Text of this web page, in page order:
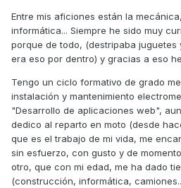
Entre mis aficiones están la
informática... Siempre he sido muy
porque de todo, (destripaba juguetes
era eso por dentro) y gracias a eso
Tengo un ciclo formativo de grado
instalación y mantenimiento
"Desarrollo de aplicaciones web",
dedico al reparto en moto (desde
que es el trabajo de mi vida, me
sin esfuerzo, con gusto y de
otro, que con mi edad, me ha dado
(construcción, informática,